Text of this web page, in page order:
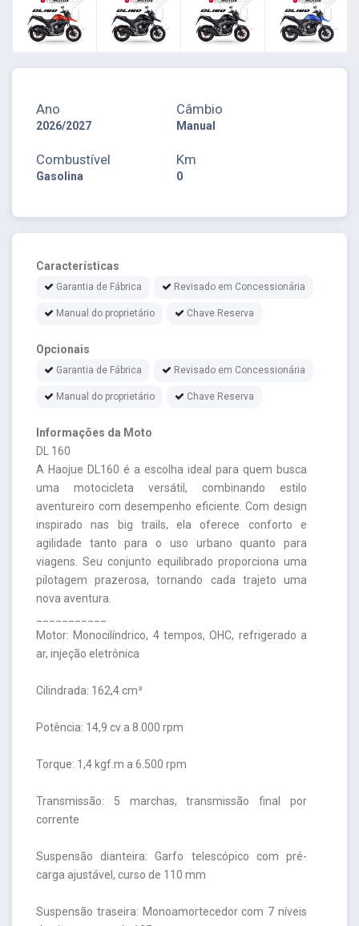
Ano
2026/2027
Câmbio
Manual
Combustível
Gasolina
Km
0
Características
Garantia de Fábrica Revisado em Concessionária
Manual do proprietário Chave Reserva
Opcionais
Garantia de Fábrica Revisado em Concessionária
Manual do proprietário Chave Reserva
Informações da Moto
DL 160
A Haojue DL160 é a escolha ideal para quem busca
uma motocicleta versátil, combinando estilo
aventureiro com desempenho eficiente. Com design
inspirado nas big trails, ela oferece conforto e
agilidade tanto para o uso urbano quanto para
viagens. Seu conjunto equilibrado proporciona uma
pilotagem prazerosa, tornando cada trajeto uma
nova aventura.
Motor: Monocilíndrico, 4 tempos, OHC, refrigerado a
ar, injeção eletrônica
Cilindrada: 162,4 cm³
Potência: 14,9 cv a 8.000 rpm
Torque: 1,4 kgf.m a 6.500 rpm
Transmissão: 5 marchas, transmissão final por
corrente
Suspensão dianteira: Garfo telescópico com pré-
carga ajustável, curso de 110 mm
Suspensão traseira: Monoamortecedor com 7 níveis